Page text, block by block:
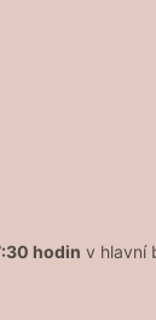
hodin v hlavní